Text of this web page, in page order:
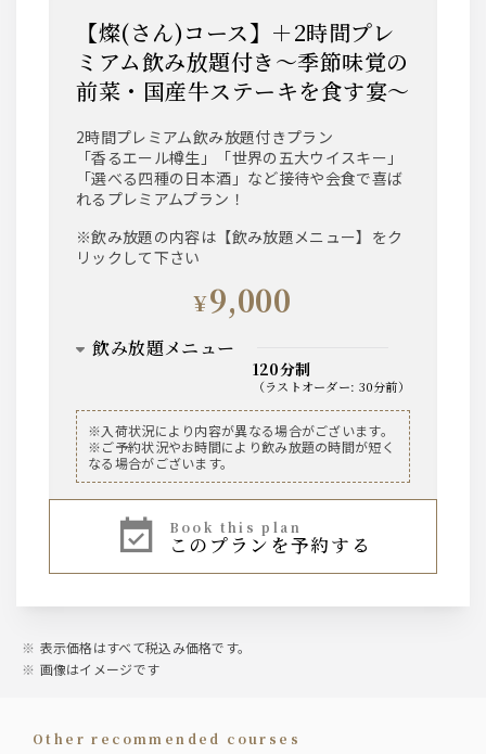
・レモンサワー
・トマトサワー
・梅干しサワー
・緑茶ハイ
・柚子サワー
梅酒
サントリー 南高梅酒
※ロック、水割り、ソーダ割り、お湯割り
ワイン
【赤】ヴィッラビアンキ ロッソ
【白】ヴィッラビアンキ ビアンコ
日本酒
※冷 又は 燗でご用意
焼酎
※ロック、水割り、ソーダ割り、お湯割り
・ウーロン茶
・オレンジジュース
・オールフリー（ノンアルコールビールテイスト
飲料）
【燦(さん)コース】＋2時間プレ
ミアム飲み放題付き～季節味覚の
前菜・国産牛ステーキを食す宴～
2時間プレミアム飲み放題付きプラン
「香るエール樽生」「世界の五大ウイスキー」
「選べる四種の日本酒」など接待や会食で喜ば
れるプレミアムプラン！
※飲み放題の内容は【飲み放題メニュー】をク
リックして下さい
¥9,000
飲み放題メニュー
120分制
（ ラストオーダー: 30分前）
ビール
ザ・プレミアム・モルツ 中瓶
ウィスキー
日本：角
アメリカ：ジムビーム
※ロック、水割り、ソーダ割り、お湯割り
※入荷状況により内容が異なる場合がございます。
※ご予約状況やお時間により飲み放題の時間が短く
なる場合がございます。
book this plan
このプランを予約する
表示価格はすべて税込み価格です。
画像はイメージです
other recommended courses